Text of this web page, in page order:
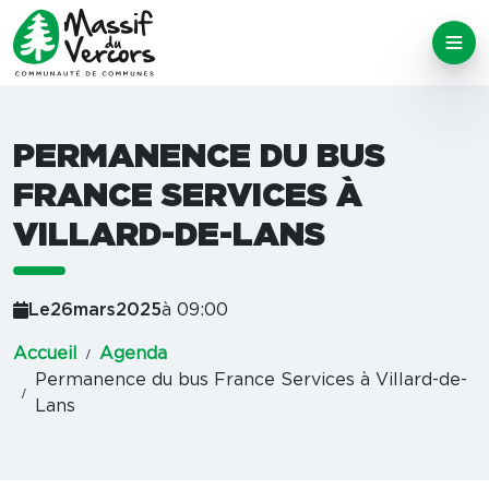
PERMANENCE DU BUS
FRANCE SERVICES À
VILLARD-DE-LANS
Le26mars2025à 09:00
Accueil
Agenda
Permanence du bus France Services à Villard-de-
Lans